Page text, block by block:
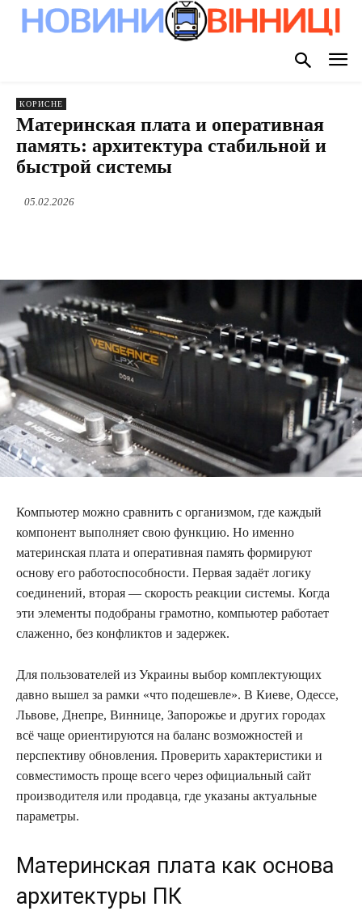
КОРИСНЕ
Материнская плата и оперативная
память: архитектура стабильной и
быстрой системы
05.02.2026
Компьютер можно сравнить с организмом, где каждый
компонент выполняет свою функцию. Но именно
материнская плата и оперативная память формируют
основу его работоспособности. Первая задаёт логику
соединений, вторая — скорость реакции системы. Когда
эти элементы подобраны грамотно, компьютер работает
слаженно, без конфликтов и задержек.
Для пользователей из Украины выбор комплектующих
давно вышел за рамки «что подешевле». В Киеве, Одессе,
Львове, Днепре, Виннице, Запорожье и других городах
всё чаще ориентируются на баланс возможностей и
перспективу обновления. Проверить характеристики и
совместимость проще всего через официальный сайт
производителя или продавца, где указаны актуальные
параметры.
Материнская плата как основа
архитектуры ПК